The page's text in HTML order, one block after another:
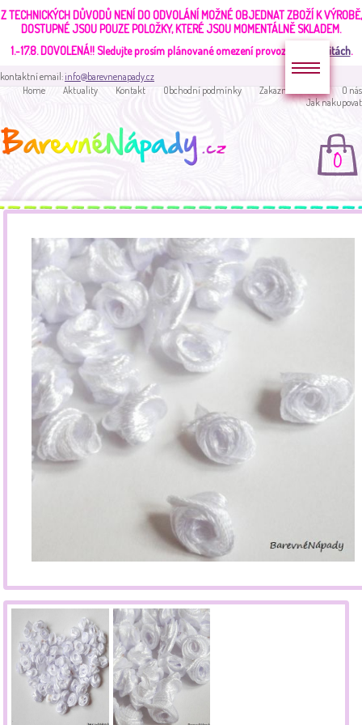
Z TECHNICKÝCH DŮVODŮ NENÍ DO ODVOLÁNÍ MOŽNÉ OBJEDNAT ZBOŽÍ K VÝROBĚ,
DOSTUPNÉ JSOU POUZE POLOŽKY, KTERÉ JSOU MOMENTÁLNĚ SKLADEM.
1.-17.8. DOVOLENÁ!!Sledujte prosím plánované omezení provozu v aktualitách.
kontaktní email:info@barevnenapady.cz
Home
Aktuality Kontakt Obchodní podmínky Zakaznická sekce
O nás
Jak nakupovat
0